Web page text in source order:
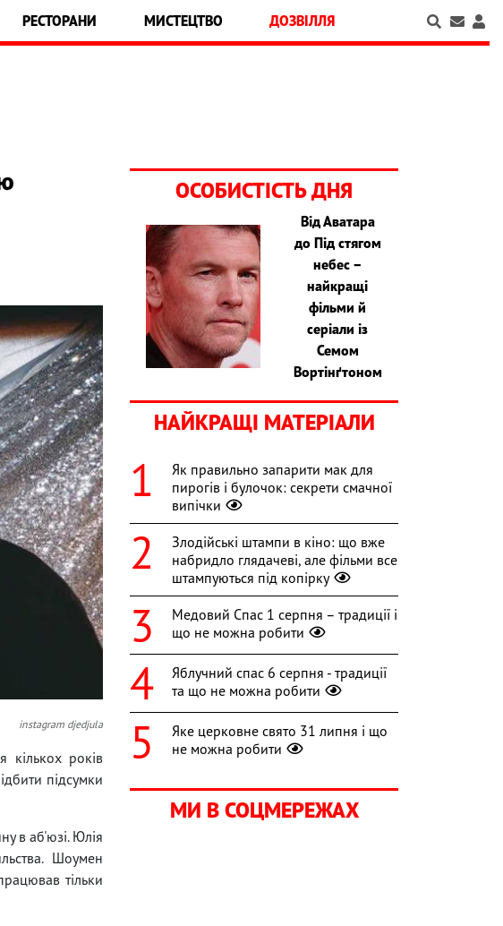
РЕСТОРАНИ МИСТЕЦТВО ДОЗВІЛЛЯ
instagram djedjula
років
підсумки
в аб'юзі. Юлія
Шоумен
тільки
ОСОБИСТІСТЬ ДНЯ
Від Аватара
до Під стягом
небес –
найкращі
фільми й
серіали із
Семом
Вортінґтоном
НАЙКРАЩІ МАТЕРІАЛИ
Як правильно запарити мак для
пирогів і булочок: секрети смачної
випічки
Злодійські штампи в кіно: що вже
набридло глядачеві, але фільми все
штампуються під копірку
Медовий Спас 1 серпня – традиції і
що не можна робити
Яблучний спас 6 серпня - традиції
та що не можна робити
Яке церковне свято 31 липня і що
не можна робити
МИ В СОЦМЕРЕЖАХ